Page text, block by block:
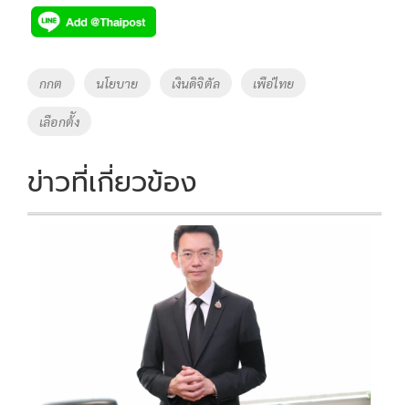
e
b
o
o
k
tt
er
p
y
Li
Tags
กกต นโยบาย เงินดิจิตัล เพือ่ไทย
เลือกต้ัง
ข่าวที่เกี่ยวข้อง